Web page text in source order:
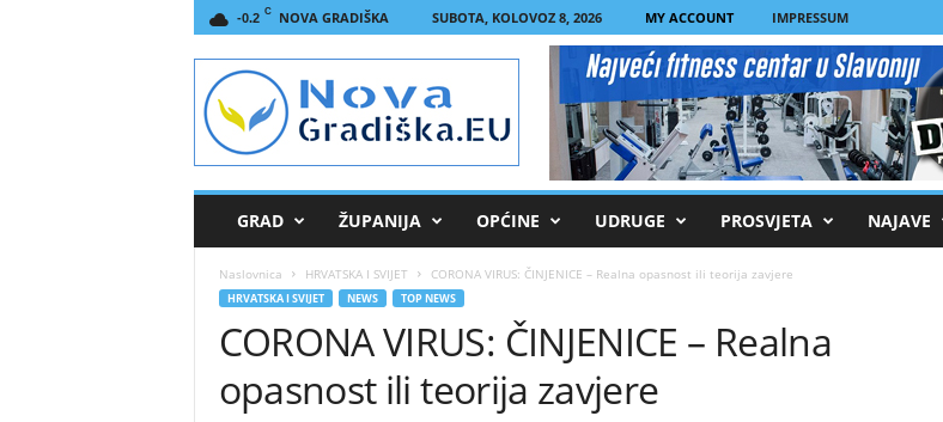
-0.2 C NOVA GRADIŠKA SUBOTA, KOLOVOZ 8, 2026 MY ACCOUNT IMPRESSUM
N
GRAD ŽUPANIJA OPĆINE UDRUGE PROSVJETA NAJAVE
Naslovnica HRVATSKA I SVIJET CORONA VIRUS: ČINJENICE – Realna opasnost ili teorija zavjere
HRVATSKA I SVIJET NEWS TOP NEWS
CORONA VIRUS: ČINJENICE – Realna
opasnost ili teorija zavjere